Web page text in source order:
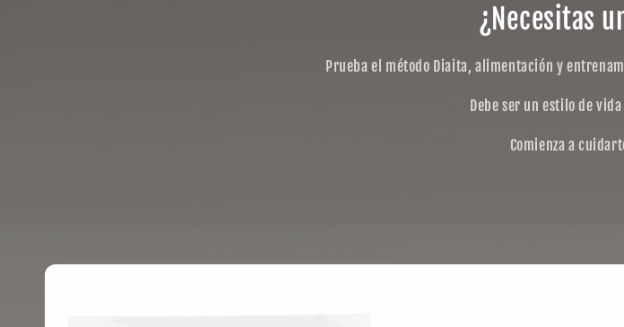
¿Necesitas
Prueba el método Diaita, alimentación y
Debe ser un estilo de
Comienza a